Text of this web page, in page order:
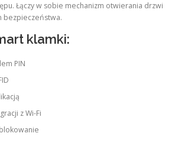
Łączy w sobie mechanizm otwierania drzwi
bezpieczeństwa.
klamki:
PIN
z Wi-Fi